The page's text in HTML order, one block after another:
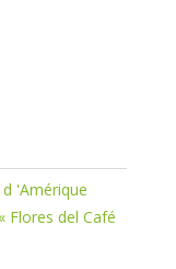
'Amérique
Flores del Café